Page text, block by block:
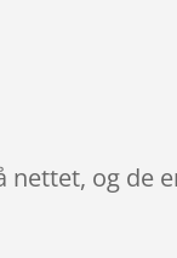
nettet, og de